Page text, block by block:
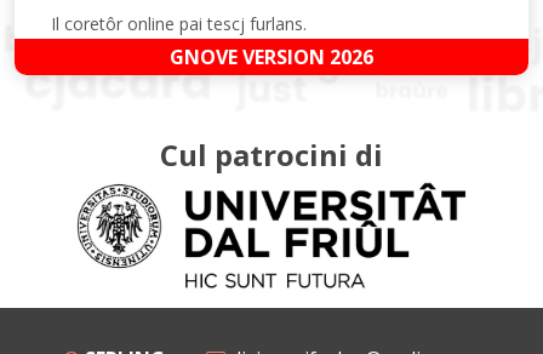
Il coretôr online pai tescj furlans.
GNOVE VERSION 2026
Cul patrocini di